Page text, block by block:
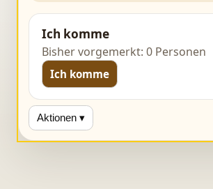
Ich komme
Bisher vorgemerkt: 0 Personen
Ich komme
Aktionen ▾